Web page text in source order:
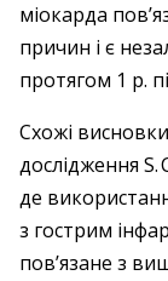
міокарда
причин і є
протягом 1 р.
Схожі
дослідження S.
де
з гострим
пов’язане з